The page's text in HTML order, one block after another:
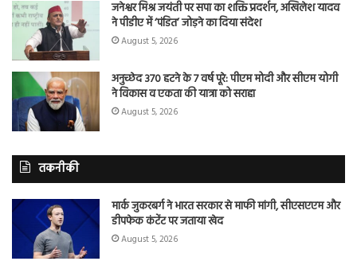
जनेश्वर मिश्र जयंती पर सपा का शक्ति प्रदर्शन, अखिलेश यादव
ने पीडीए में ‘पंडित’ जोड़ने का दिया संदेश
August 5, 2026
अनुच्छेद 370 हटने के 7 वर्ष पूरे: पीएम मोदी और सीएम योगी
ने विकास व एकता की यात्रा को सराहा
August 5, 2026
तकनीकी
मार्क जुकरबर्ग ने भारत सरकार से माफी मांगी, सीएसएएम और
डीपफेक कंटेंट पर जताया खेद
August 5, 2026